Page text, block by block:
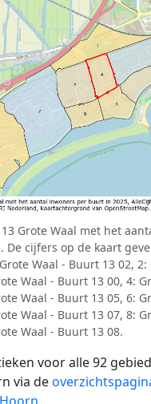
Grote Waal met het
De cijfers op de kaart
Waal - Buurt 13 02, 2:
Waal - Buurt 13 00, 4:
Waal - Buurt 13 05, 6:
Waal - Buurt 13 07, 8:
Waal - Buurt 13 08.
voor alle 92
via de